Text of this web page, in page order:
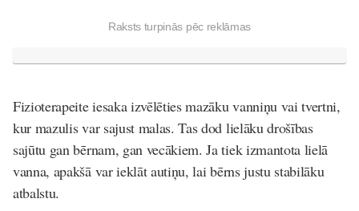
Raksts turpinās pēc reklāmas
Fizioterapeite iesaka izvēlēties mazāku vanniņu vai tvertni,
kur mazulis var sajust malas. Tas dod lielāku drošības
sajūtu gan bērnam, gan vecākiem. Ja tiek izmantota lielā
vanna, apakšā var ieklāt autiņu, lai bērns justu stabilāku
atbalstu.